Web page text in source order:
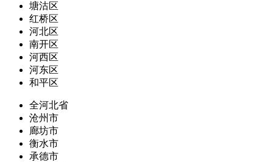
塘沽区
红桥区
河北区
南开区
河西区
河东区
和平区
全河北省
沧州市
廊坊市
衡水市
承德市